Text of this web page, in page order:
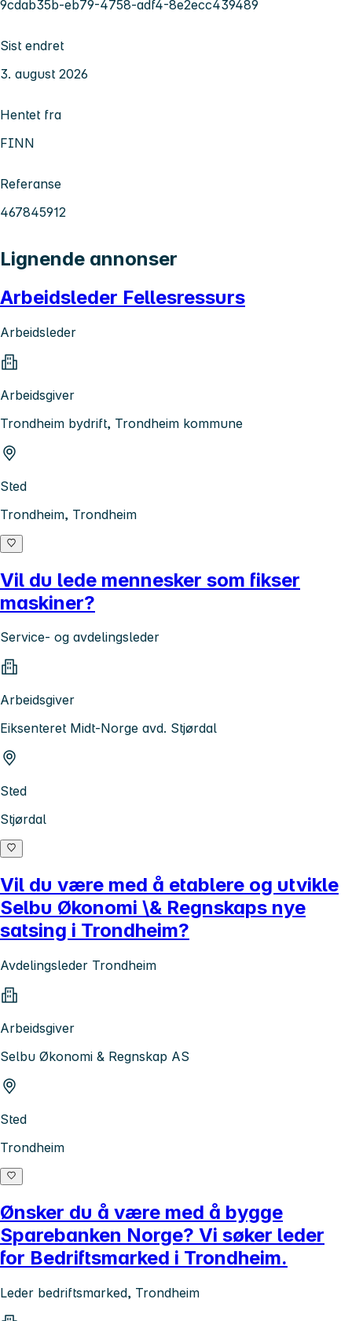
9cdab35b-eb79-4758-adf4-8e2ecc439489
Sist endret
3. august 2026
Hentet fra
FINN
Referanse
467845912
Lignende annonser
Arbeidsleder Fellesressurs
Arbeidsleder
Arbeidsgiver
Trondheim bydrift, Trondheim kommune
Sted
Trondheim, Trondheim
Vil du lede mennesker som fikser
maskiner?
Service- og avdelingsleder
Arbeidsgiver
Eiksenteret Midt-Norge avd. Stjørdal
Sted
Stjørdal
Vil du være med å etablere og utvikle
Selbu Økonomi \& Regnskaps nye
satsing i Trondheim?
Avdelingsleder Trondheim
Arbeidsgiver
Selbu Økonomi & Regnskap AS
Sted
Trondheim
Ønsker du å være med å bygge
Sparebanken Norge? Vi søker leder
for Bedriftsmarked i Trondheim.
Leder bedriftsmarked, Trondheim